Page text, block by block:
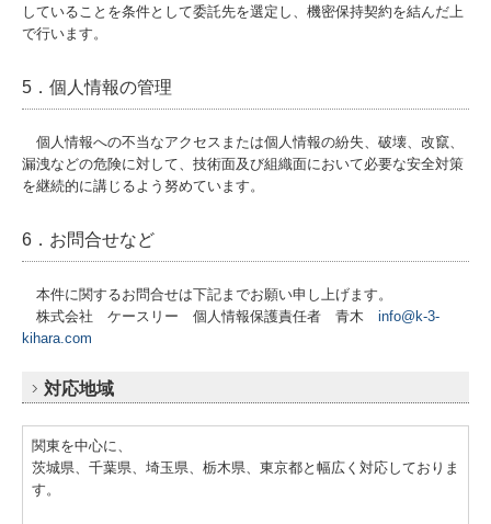
していることを条件として委託先を選定し、機密保持契約を結んだ上
で行います。
5．個人情報の管理
個人情報への不当なアクセスまたは個人情報の紛失、破壊、改竄、
漏洩などの危険に対して、技術面及び組織面において必要な安全対策
を継続的に講じるよう努めています。
6．お問合せなど
本件に関するお問合せは下記までお願い申し上げます。
株式会社 ケースリー 個人情報保護責任者 青木 info@k-3-
kihara.com
対応地域
関東を中心に、
茨城県、千葉県、埼玉県、栃木県、東京都と幅広く対応しておりま
す。